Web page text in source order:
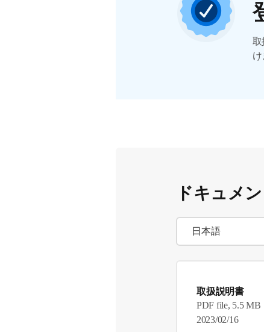
取
け
ドキュメ
取扱説明書
PDF file, 5.5 MB
2023/02/16